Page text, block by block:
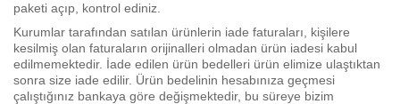
paketi açıp, kontrol ediniz.
Kurumlar tarafından satılan ürünlerin iade faturaları, kişilere
kesilmiş olan faturaların orijinalleri olmadan ürün iadesi kabul
edilmemektedir. İade edilen ürün bedelleri ürün elimize ulaştıktan
sonra size iade edilir. Ürün bedelinin hesabınıza geçmesi
çalıştığınız bankaya göre değişmektedir, bu süreye bizim